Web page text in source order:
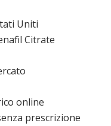
Uniti
Citrate
online
prescrizione